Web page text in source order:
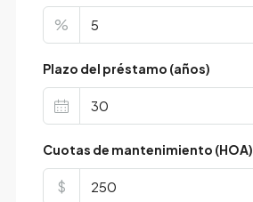
%
Plazo del préstamo (años)
Cuotas de mantenimiento (HOA)
$